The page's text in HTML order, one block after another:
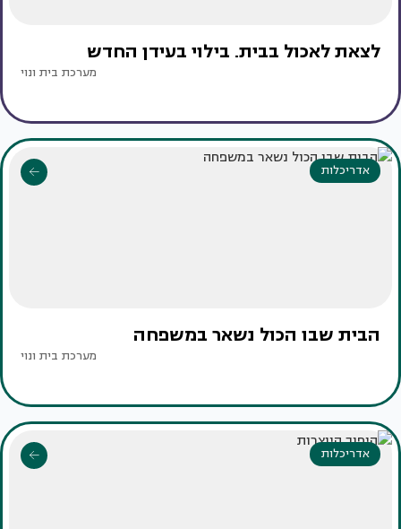
לצאת לאכול בבית. בילוי בעידן החדש
מערכת בית ונוי
אדריכלות
הבית שבו הכול נשאר במשפחה
מערכת בית ונוי
אדריכלות